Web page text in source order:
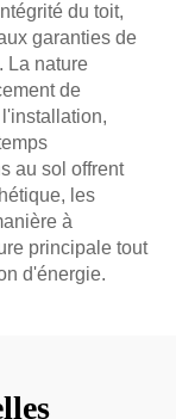
du toit,
garanties de
La nature
de
au sol offrent
les
à
principale tout
d'énergie.